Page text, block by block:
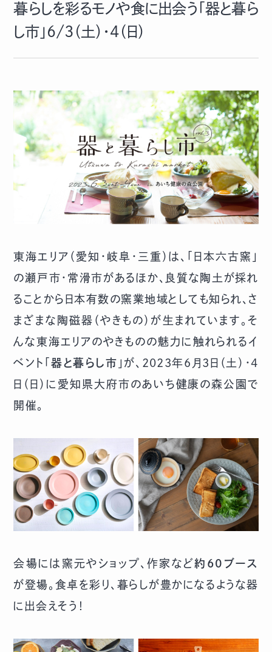
暮らしを彩るモノや食に出会う「器と暮ら
し市」6/3（土）・4（日）
東海エリア（愛知・岐阜・三重）は、「日本六古窯」
の瀬戸市・常滑市があるほか、良質な陶土が採れ
ることから日本有数の窯業地域としても知られ、さ
まざまな陶磁器（やきもの）が生まれています。そ
んな東海エリアのやきものの魅力に触れられるイ
ベント「 器と暮らし市 」が、2023年6月3日（土）・4
日（日）に愛知県大府市のあいち健康の森公園で
開催。
会場には窯元やショップ、作家など約60ブース
が登場。食卓を彩り、暮らしが豊かになるような器
に出会えそう！